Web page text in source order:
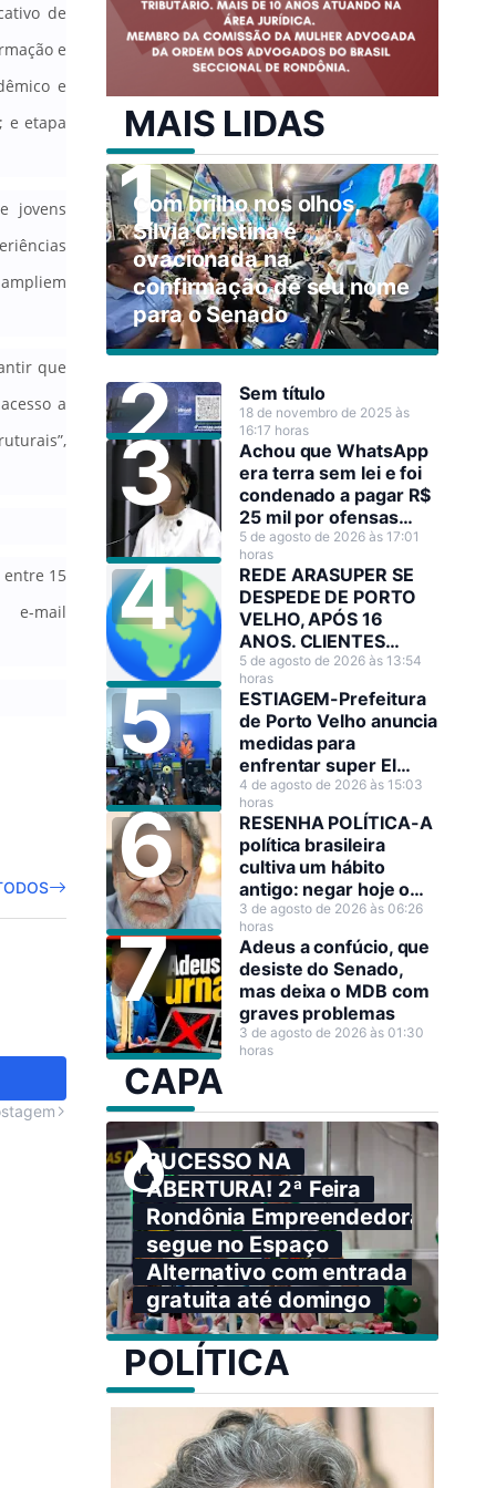
de
e
e
e etapa
jovens
que
a
15
e-mail
MAIS LIDAS
Com brilho nos olhos,
Sílvia Cristina é
ovacionada na
confirmação de seu nome
para o Senado
Sem título
18 de novembro de 2025 às
16:17 horas
Achou que WhatsApp
era terra sem lei e foi
condenado a pagar R$
25 mil por ofensas
raciais contra Sílvia
Cristina
5 de agosto de 2026 às 17:01
horas
REDE ARASUPER SE
DESPEDE DE PORTO
VELHO, APÓS 16
ANOS. CLIENTES
LAMENTAM A
DECISÃO!
5 de agosto de 2026 às 13:54
horas
ESTIAGEM-Prefeitura
de Porto Velho anuncia
medidas para
enfrentar super El
Niño
4 de agosto de 2026 às 15:03
horas
RESENHA POLÍTICA-A
política brasileira
cultiva um hábito
antigo: negar hoje o
que amanhã será
anunciado como
decisão estratégica.
3 de agosto de 2026 às 06:26
horas
Adeus a confúcio, que
desiste do Senado,
mas deixa o MDB com
graves problemas
3 de agosto de 2026 às 01:30
horas
CAPA
SUCESSO NA
ABERTURA! 2ª Feira
Rondônia Empreendedora
segue no Espaço
Alternativo com entrada
gratuita até domingo
POLÍTICA